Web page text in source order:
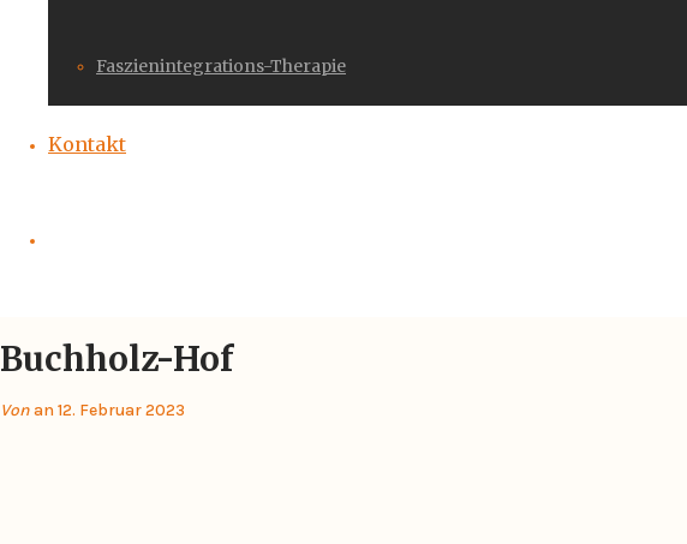
Faszienintegrations-Therapie
Kontakt
Buchholz-Hof
Vonan 12. Februar 2023